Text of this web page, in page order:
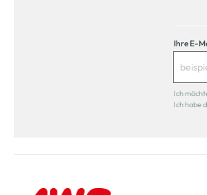
Ihre E-
Ich
Ich habe